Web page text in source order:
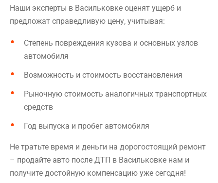
Наши эксперты в Васильковке оценят ущерб и
предложат справедливую цену, учитывая:
Степень повреждения кузова и основных узлов
автомобиля
Возможность и стоимость восстановления
Рыночную стоимость аналогичных транспортных
средств
Год выпуска и пробег автомобиля
Не тратьте время и деньги на дорогостоящий ремонт
– продайте авто после ДТП в Васильковке нам и
получите достойную компенсацию уже сегодня!